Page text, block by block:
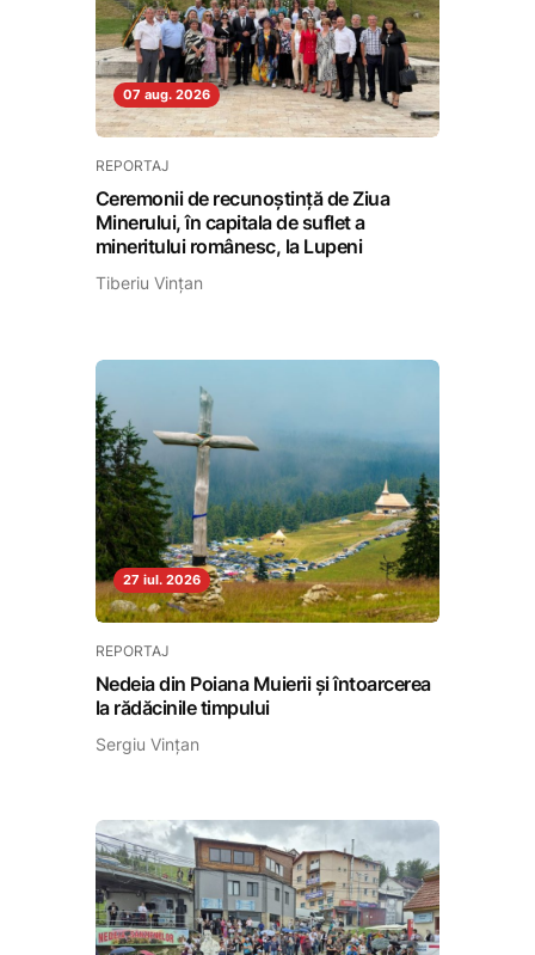
07 aug. 2026
REPORTAJ
Ceremonii de recunoștință de Ziua
Minerului, în capitala de suflet a
mineritului românesc, la Lupeni
Tiberiu Vințan
27 iul. 2026
REPORTAJ
Nedeia din Poiana Muierii și întoarcerea
la rădăcinile timpului
Sergiu Vințan